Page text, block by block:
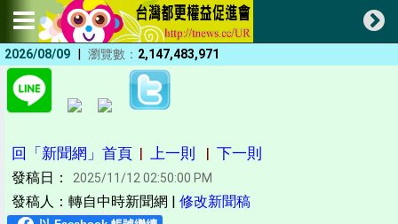
2026/08/09 | 瀏覽數： 2,147,483,971
回「新聞網」首頁 | 上一則 | 下一則
發稿日： 2025/11/12 02:50:00 PM
發稿人：轉自中時新聞網 | 修改新聞稿